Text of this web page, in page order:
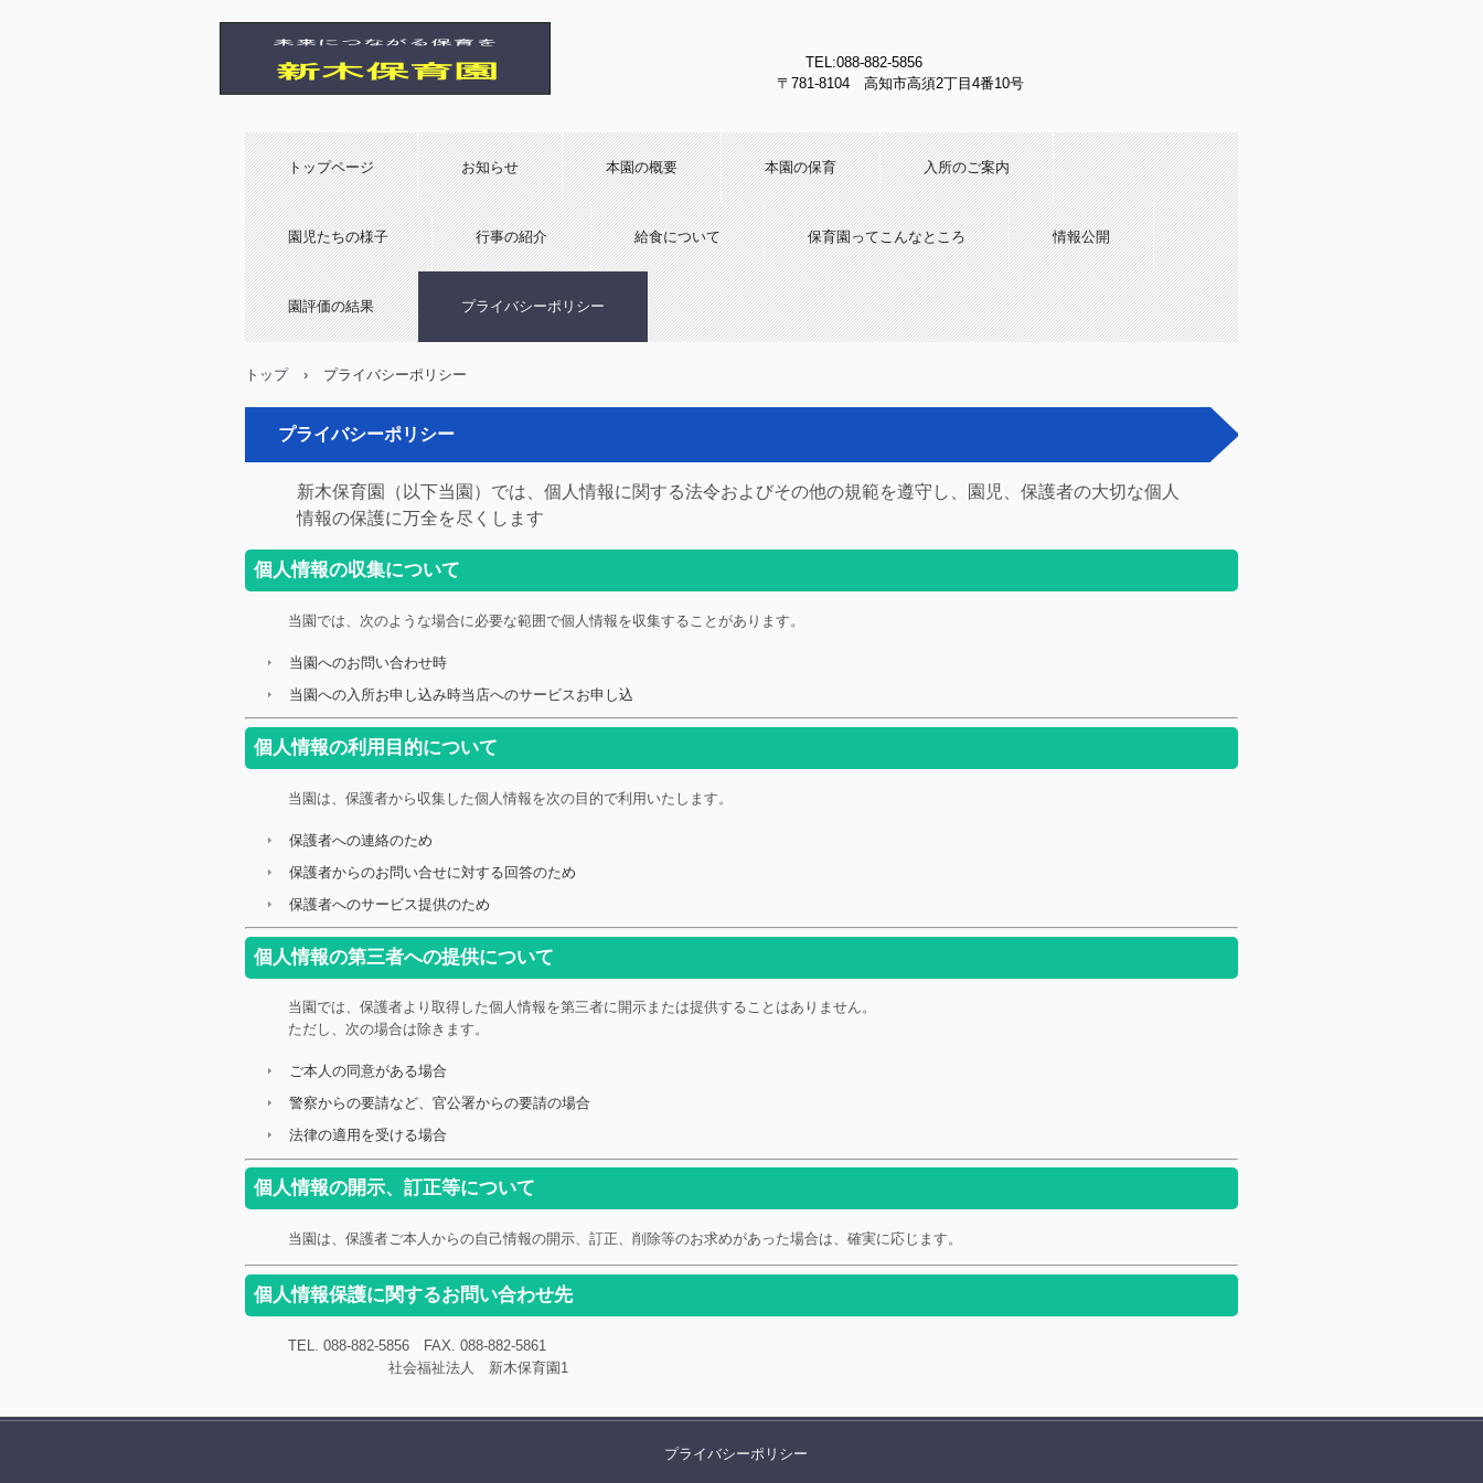
TEL:088-882-5856
〒781-8104 高知市高須2丁目4番10号
トップページ お知らせ 本園の概要 本園の保育 入所のご案内
園児たちの様子 行事の紹介 給食について 保育園ってこんなところ 情報公開
園評価の結果 プライバシーポリシー
トップ › プライバシーポリシー
プライバシーポリシー
新木保育園（以下当園）では、個人情報に関する法令およびその他の規範を遵守し、園児、保護者の大切な個人
情報の保護に万全を尽くします
個人情報の収集について
当園では、次のような場合に必要な範囲で個人情報を収集することがあります。
当園へのお問い合わせ時
当園への入所お申し込み時当店へのサービスお申し込
個人情報の利用目的について
当園は、保護者から収集した個人情報を次の目的で利用いたします。
保護者への連絡のため
保護者からのお問い合せに対する回答のため
保護者へのサービス提供のため
個人情報の第三者への提供について
当園では、保護者より取得した個人情報を第三者に開示または提供することはありません。
ただし、次の場合は除きます。
ご本人の同意がある場合
警察からの要請など、官公署からの要請の場合
法律の適用を受ける場合
個人情報の開示、訂正等について
当園は、保護者ご本人からの自己情報の開示、訂正、削除等のお求めがあった場合は、確実に応じます。
個人情報保護に関するお問い合わせ先
TEL. 088-882-5856 FAX. 088-882-5861
社会福祉法人 新木保育園1
プライバシーポリシー